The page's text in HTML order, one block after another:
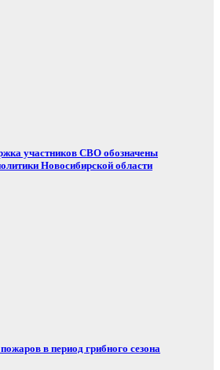
участников СВО обозначены
Новосибирской области
в период грибного сезона